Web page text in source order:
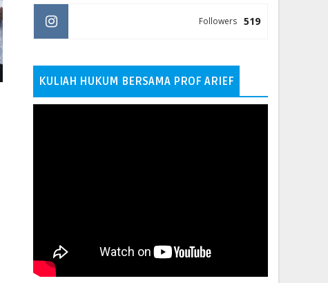
519
Followers
KULIAH HUKUM BERSAMA PROF ARIEF